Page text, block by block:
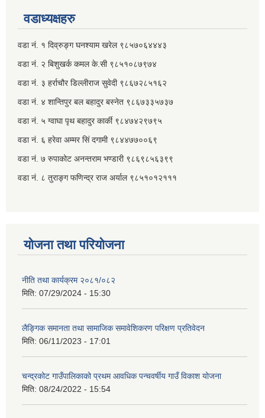
वडाध्यक्षहरु
वडा नं. १ दिव्रुङ्ग घनश्याम खरेल ९८५७०६४४४३
वडा नं. २ ‌‍बिशुखर्क कमल के.सी ९८५१०८७९७४
वडा नं. ३ हर्राचौर डिल्लीराज सुवेदी ९८६७२८५१६२
वडा नं. ४ शान्तिपुर बल बहादुर बस्नेत​ ९८६७३३५७३७
वडा नं. ५ ग्वाघा पृथ बहादुर कार्की ९८४७४२९७९५
वडा नं. ६ हरेवा अम्मर सिं दगामी​ ९८४४७७००६९
वडा नं. ७ ‌‍रुपाकोट अनन्तराम भण्डारी ९८६९८५६३९९
वडा नं. ८ तुराङ्ग फणिन्द्र राज अर्याल ९८५१०१२१११
योजना तथा परियोजना
नीति तथा कार्यक्रम २०८१/०८२
मिति: 07/29/2024 - 15:30
लैङ्गिक समानता तथा सामाजिक समावेशिकरण परिक्षण प्रतिवेदन
मिति: 06/11/2023 - 17:01
चन्द्रकोट गाउँपालिकाको प्रथम आवधिक पन्चवर्षीय गाउँ विकाश योजना
मिति: 08/24/2022 - 15:54